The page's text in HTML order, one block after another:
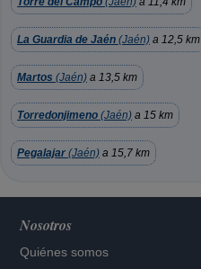
La Guardia de Jaén (Jaén) a 12,5 km
Martos (Jaén) a 13,5 km
Torredonjimeno (Jaén) a 15 km
Pegalajar (Jaén) a 15,7 km
Nosotros
Quiénes somos